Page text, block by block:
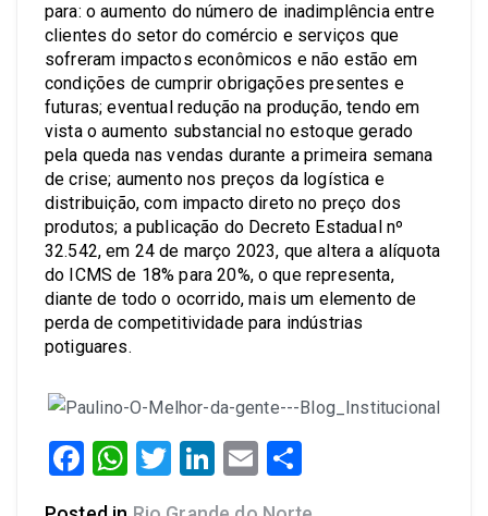
para: o aumento do número de inadimplência entre
clientes do setor do comércio e serviços que
sofreram impactos econômicos e não estão em
condições de cumprir obrigações presentes e
futuras; eventual redução na produção, tendo em
vista o aumento substancial no estoque gerado
pela queda nas vendas durante a primeira semana
de crise; aumento nos preços da logística e
distribuição, com impacto direto no preço dos
produtos; a publicação do Decreto Estadual nº
32.542, em 24 de março 2023, que altera a alíquota
do ICMS de 18% para 20%, o que representa,
diante de todo o ocorrido, mais um elemento de
perda de competitividade para indústrias
potiguares.
Facebook
WhatsApp
Twitter
LinkedIn
Email